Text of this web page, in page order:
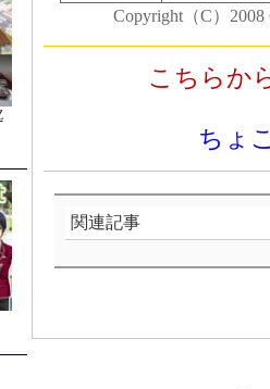
Copyright（C）2008
こちらか
ちょ
関連記事